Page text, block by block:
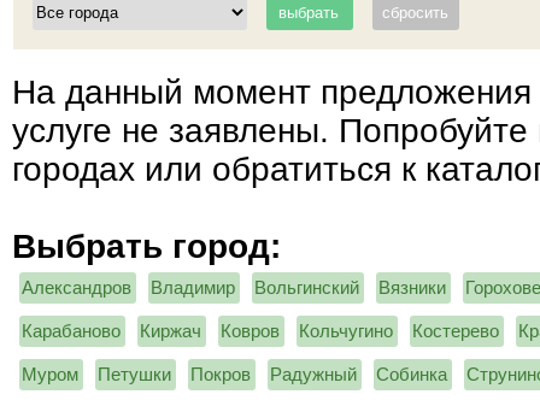
На данный момент предложения
услуге не заявлены. Попробуйте
городах или обратиться к
Выбрать город:
Александров Владимир Вольгинский Вязники
Карабаново Киржач Ковров Кольчугино Костерево
Муром Петушки Покров Радужный Собинка